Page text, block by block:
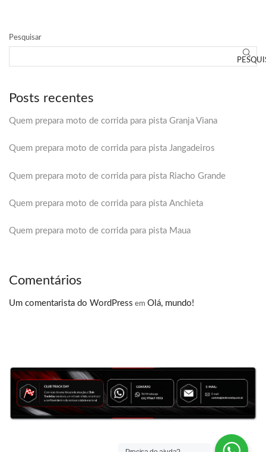
Pesquisar
Posts recentes
Quem prepara moto de corrida para pista Granja Viana
Quem prepara moto de corrida para pista Jangadeiros
Quem prepara moto de corrida para pista Riacho Grande
Quem prepara moto de corrida para pista Anchieta
Quem prepara moto de corrida para pista Maua
Comentários
Um comentarista do WordPress em Olá, mundo!